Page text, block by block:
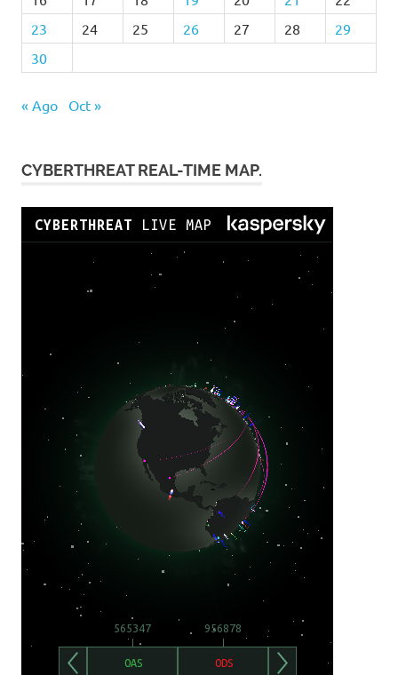
23
24 25 26 27 28
29
30
« Ago Oct »
CYBERTHREAT REAL-TIME MAP.